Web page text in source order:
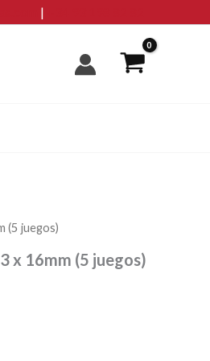
|
(5 juegos)
x 16mm (5 juegos)